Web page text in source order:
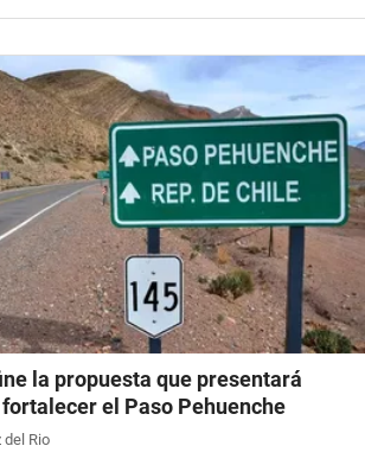
la propuesta que presentará
el Paso Pehuenche
del Rio